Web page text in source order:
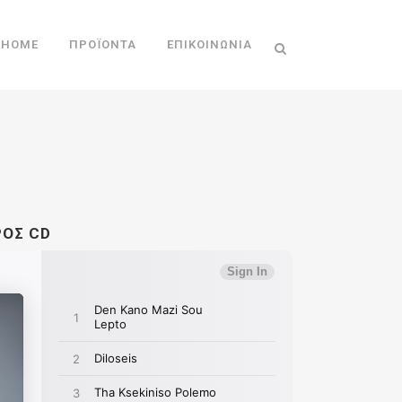
HOME ΠΡΟΪΌΝΤΑ ΕΠΙΚΟΙΝΩΝΊΑ
CD